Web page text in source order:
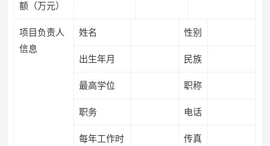
额（万元）
项目负责人
信息
姓名 性别
出生年月 民族
最高学位 职称
职务 电话
每年工作时
传真